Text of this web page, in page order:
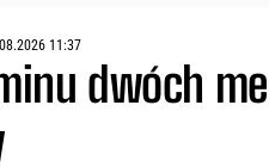
11:37
dwóch